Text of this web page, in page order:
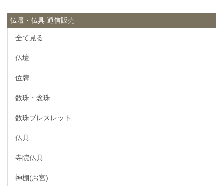
仏壇・仏具 通信販売
全て見る
仏壇
位牌
数珠・念珠
数珠ブレスレット
仏具
寺院仏具
神棚(お宮)